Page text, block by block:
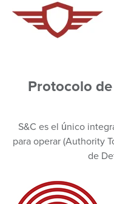
Protocolo
S&C es el único
para operar (Authority
de